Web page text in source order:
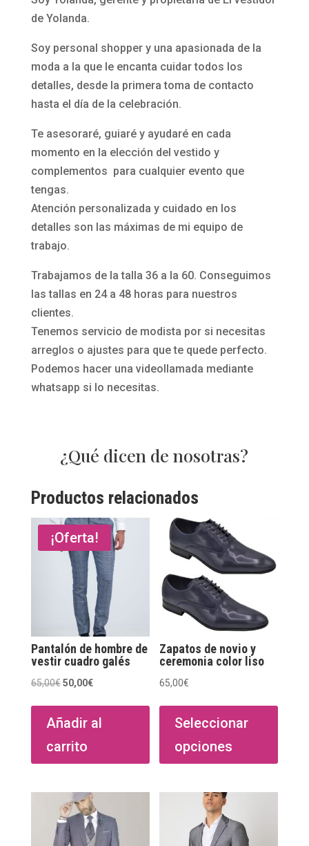
de Yolanda.
Soy personal shopper y una apasionada de la
moda a la que le encanta cuidar todos los
detalles, desde la primera toma de contacto
hasta el día de la celebración.
Te asesoraré, guiaré y ayudaré en cada
momento en la elección del vestido y
complementos para cualquier evento que
tengas.
Atención personalizada y cuidado en los
detalles son las máximas de mi equipo de
trabajo.
Trabajamos de la talla 36 a la 60. Conseguimos
las tallas en 24 a 48 horas para nuestros
clientes.
Tenemos servicio de modista por si necesitas
arreglos o ajustes para que te quede perfecto.
Podemos hacer una videollamada mediante
whatsapp si lo necesitas.
¿Qué dicen de nosotras?
Productos relacionados
¡Oferta!
Pantalón de hombre de
vestir cuadro galés
65,00€ El
original
65,00€.
50,00€El
actual
Añadir al
carrito
Zapatos de novio y
ceremonia color liso
65,00€
Seleccionar
opciones
Las